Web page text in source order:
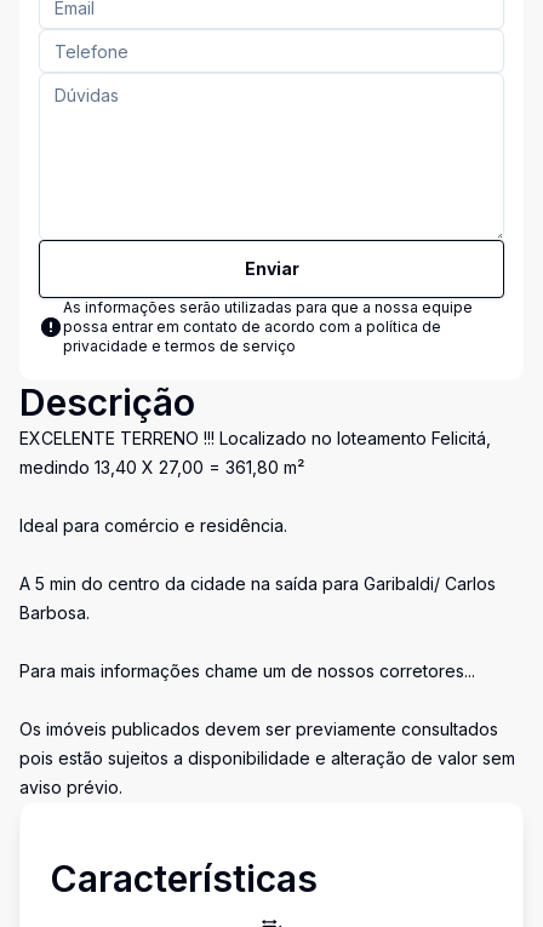
Enviar
As informações serão utilizadas para que a nossa equipe
possa entrar em contato de acordo com a política de
privacidade e termos de serviço
Descrição
EXCELENTE TERRENO !!! Localizado no loteamento Felicitá,
medindo 13,40 X 27,00 = 361,80 m²
Ideal para comércio e residência.
A 5 min do centro da cidade na saída para Garibaldi/ Carlos
Barbosa.
Para mais informações chame um de nossos corretores...
Os imóveis publicados devem ser previamente consultados
pois estão sujeitos a disponibilidade e alteração de valor sem
aviso prévio.
Características